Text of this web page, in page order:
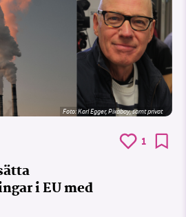
Foto:Karl Egger, Pixabay, samt privat
1
i EU med